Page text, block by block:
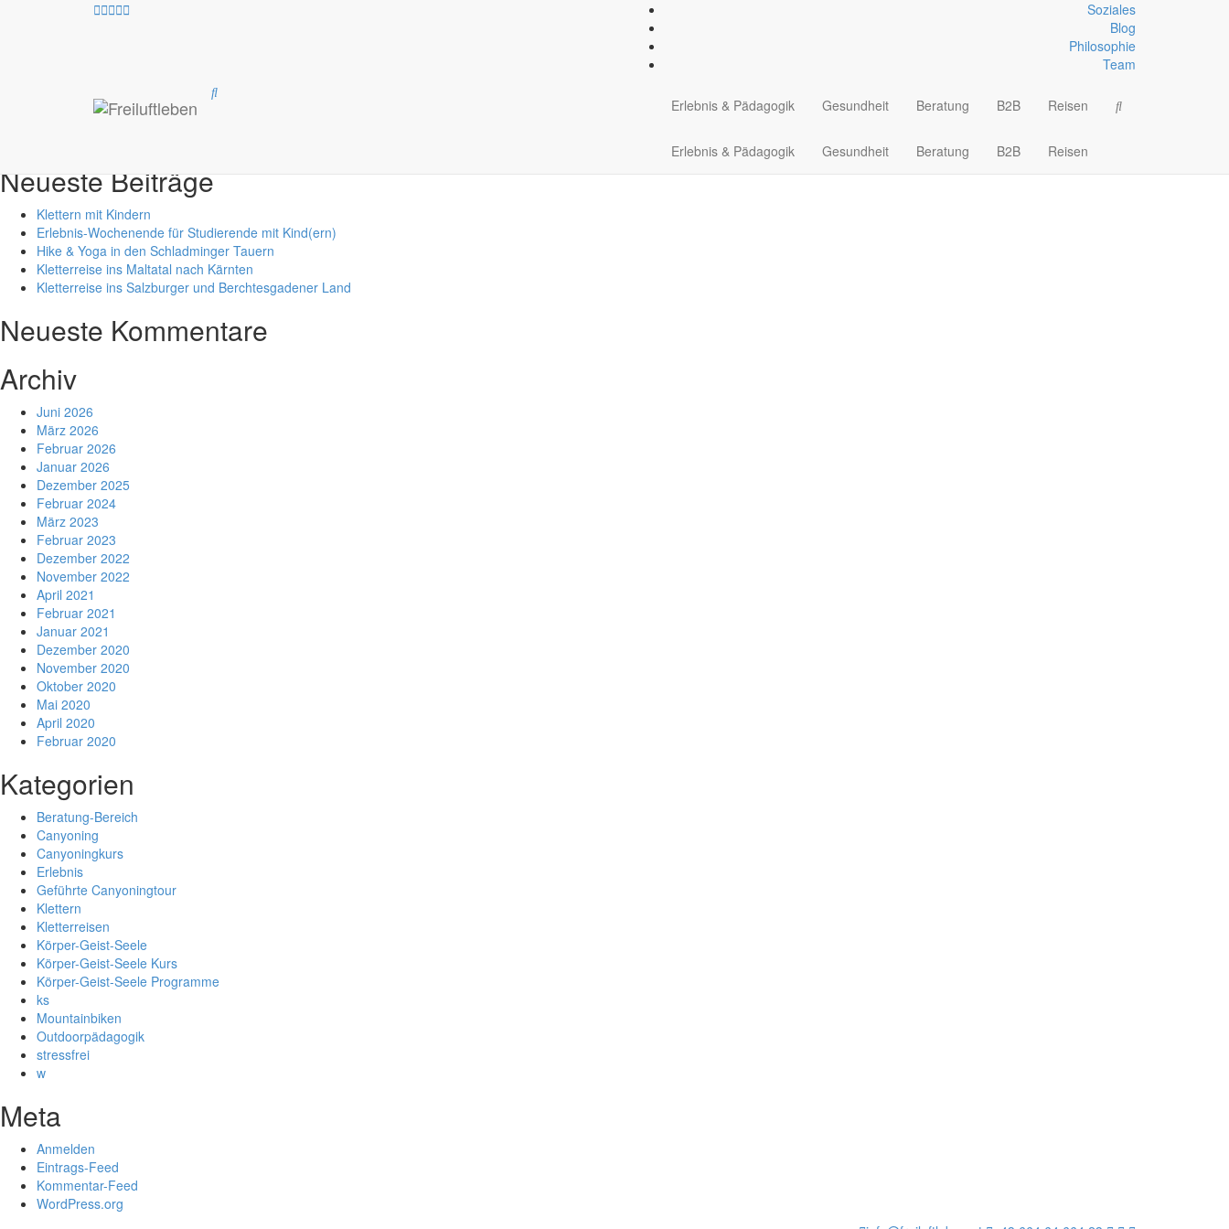
Soziales
Blog
Philosophie
Team
Erlebnis & Pädagogik Gesundheit Beratung B2B Reisen
Erlebnis & Pädagogik Gesundheit Beratung B2B Reisen
Taxi vom Hafen zum Appartment 2 mal
Test Suche /Test Suche
Neueste Beiträge
Klettern mit Kindern
Erlebnis-Wochenende für Studierende mit Kind(ern)
Hike & Yoga in den Schladminger Tauern
Kletterreise ins Maltatal nach Kärnten
Kletterreise ins Salzburger und Berchtesgadener Land
Neueste Kommentare
Archiv
Juni 2026
März 2026
Februar 2026
Januar 2026
Dezember 2025
Februar 2024
März 2023
Februar 2023
Dezember 2022
November 2022
April 2021
Februar 2021
Januar 2021
Dezember 2020
November 2020
Oktober 2020
Mai 2020
April 2020
Februar 2020
Kategorien
Beratung-Bereich
Canyoning
Canyoningkurs
Erlebnis
Geführte Canyoningtour
Klettern
Kletterreisen
Körper-Geist-Seele
Körper-Geist-Seele Kurs
Körper-Geist-Seele Programme
ks
Mountainbiken
Outdoorpädagogik
stressfrei
w
Meta
Anmelden
Eintrags-Feed
Kommentar-Feed
WordPress.org